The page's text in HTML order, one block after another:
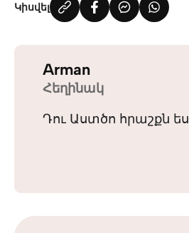
Կիսվել
Arman
Հեղինակ
Դու Աստծո հրաշքն ես